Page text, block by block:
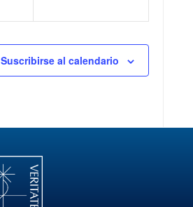
Suscribirse al calendario